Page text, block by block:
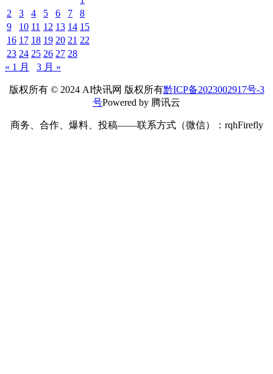
2
3 4 5 6 7
8
9
10 11 12 13 14 15
16 17 18 19 20 21 22
23 24 25 26 27 28
« 1 月
3 月 »
版权所有 © 2024 AI快讯网 版权所有黔ICP备2023002917号-3
号Powered by 腾讯云
商务、合作、爆料、投稿——联系方式（微信）：rqhFirefly